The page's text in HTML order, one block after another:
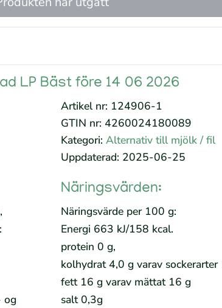
LP Bäst före 14 06 2026
Artikel nr: 124906-1
GTIN nr: 4260024180089
Kategori: Alternativ till mjölk / fil
Uppdaterad: 2025-06-25
og
Näringsvärden:
Näringsvärde per 100 g:
Energi 663 kJ/158 kcal.
protein 0 g,
kolhydrat 4,0 g varav sockerarter
fett 16 g varav mättat 16 g
salt 0,3g